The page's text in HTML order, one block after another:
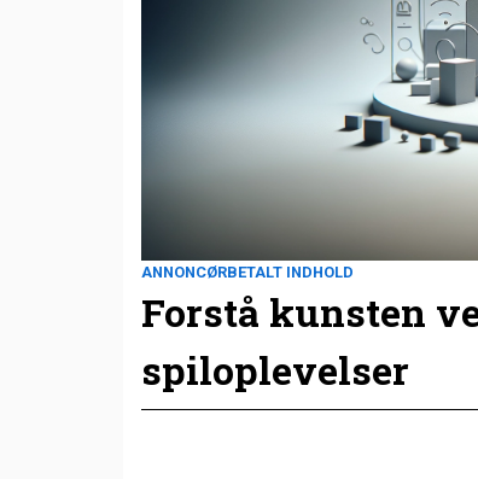
ANNONCØRBETALT INDHOLD
Forstå kunsten
spiloplevelser